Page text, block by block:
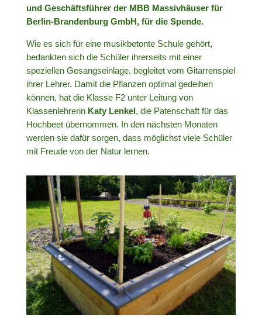
und Geschäftsführer der MBB Massivhäuser für
Berlin-Brandenburg GmbH, für die Spende.
Wie es sich für eine musikbetonte Schule gehört,
bedankten sich die Schüler ihrerseits mit einer
speziellen Gesangseinlage, begleitet vom Gitarrenspiel
ihrer Lehrer. Damit die Pflanzen optimal gedeihen
können, hat die Klasse F2 unter Leitung von
Klassenlehrerin Katy Lenkel, die Patenschaft für das
Hochbeet übernommen. In den nächsten Monaten
werden sie dafür sorgen, dass möglichst viele Schüler
mit Freude von der Natur lernen.